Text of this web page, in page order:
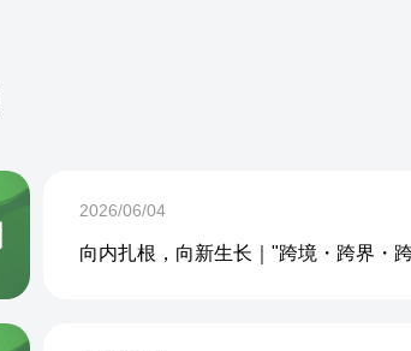
2026/06/04